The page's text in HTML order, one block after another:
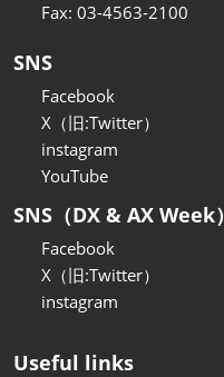
Fax: 03-4563-2100
SNS
Facebook
X（旧:Twitter）
instagram
YouTube
SNS（DX & AX Week）
Facebook
X（旧:Twitter）
instagram
Useful links